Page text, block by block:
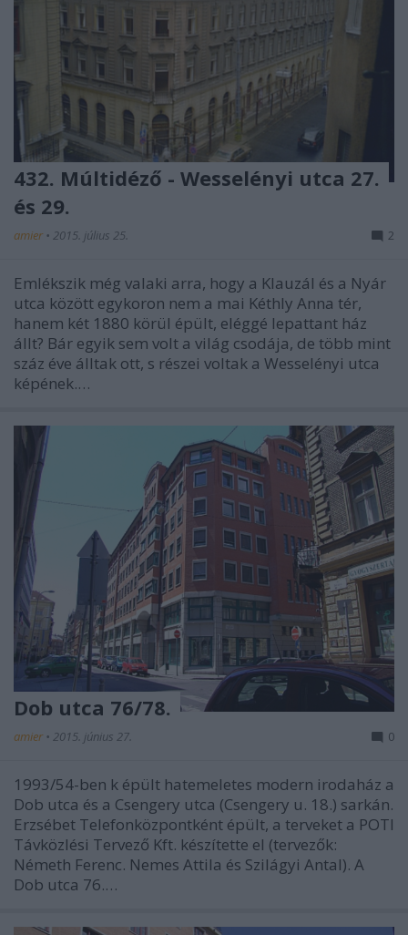
432. Múltidéző - Wesselényi utca 27.
és 29.
amier • 2015. július 25. 2
Emlékszik még valaki arra, hogy a Klauzál és a Nyár
utca között egykoron nem a mai Kéthly Anna tér,
hanem két 1880 körül épült, eléggé lepattant ház
állt? Bár egyik sem volt a világ csodája, de több mint
száz éve álltak ott, s részei voltak a Wesselényi utca
képének.…
Dob utca 76/78.
amier • 2015. június 27. 0
1993/54-ben k épült hatemeletes modern irodaház a
Dob utca és a Csengery utca (Csengery u. 18.) sarkán.
Erzsébet Telefonközpontként épült, a terveket a POTI
Távközlési Tervező Kft. készítette el (tervezők:
Németh Ferenc. Nemes Attila és Szilágyi Antal). A
Dob utca 76.…